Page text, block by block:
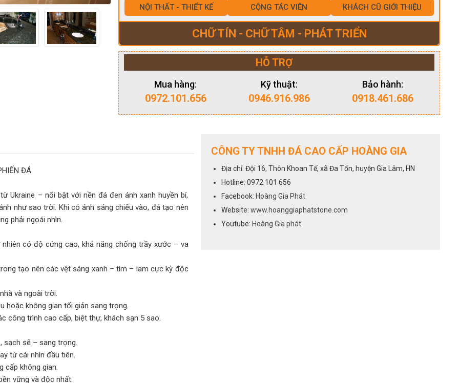
NỘI THẤT - THIẾT KẾ CỘNG TÁC VIÊN KHÁCH CŨ GIỚI THIỆU
CHỮ TÍN - CHỮ TÂM - PHÁT TRIỂN
HỖ TRỢ
Mua hàng:
0972.101.656
Kỹ thuật:
0946.916.986
Bảo hành:
0918.461.686
ĐÁ
Ukraine – nổi bật với nền đá đen ánh xanh huyền bí,
như sao trời. Khi có ánh sáng chiếu vào, đá tạo nên
phải ngoái nhìn.
có độ cứng cao, khả năng chống trầy xước – va
tạo nên các vệt sáng xanh – tím – lam cực kỳ độc
và ngoài trời.
hoặc không gian tối giản sang trọng.
công trình cao cấp, biệt thự, khách sạn 5 sao.
sạch sẽ – sang trọng.
từ cái nhìn đầu tiên.
cấp không gian.
vững và độc nhất.
CÔNG TY TNHH ĐÁ CAO CẤP HOÀNG GIA
Địa chỉ: Đội 16, Thôn Khoan Tế, xã Đa Tốn, huyện Gia Lâm, HN
Hotline: 0972 101 656
Facebook: Hoàng Gia Phát
Website: www.hoanggiaphatstone.com
Youtube: Hoàng Gia phát